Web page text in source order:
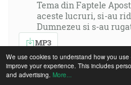
We use cookies to understand how you
improve your experience. This includes
and advertising. More...
Tema din Faptele
aceste lucruri, si-au
Dumnezeu si s-au
MP3
PORTUGUÊS